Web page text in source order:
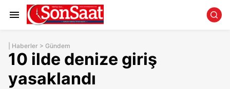
Haberler > Gündem
10 ilde denize giriş
yasaklandı